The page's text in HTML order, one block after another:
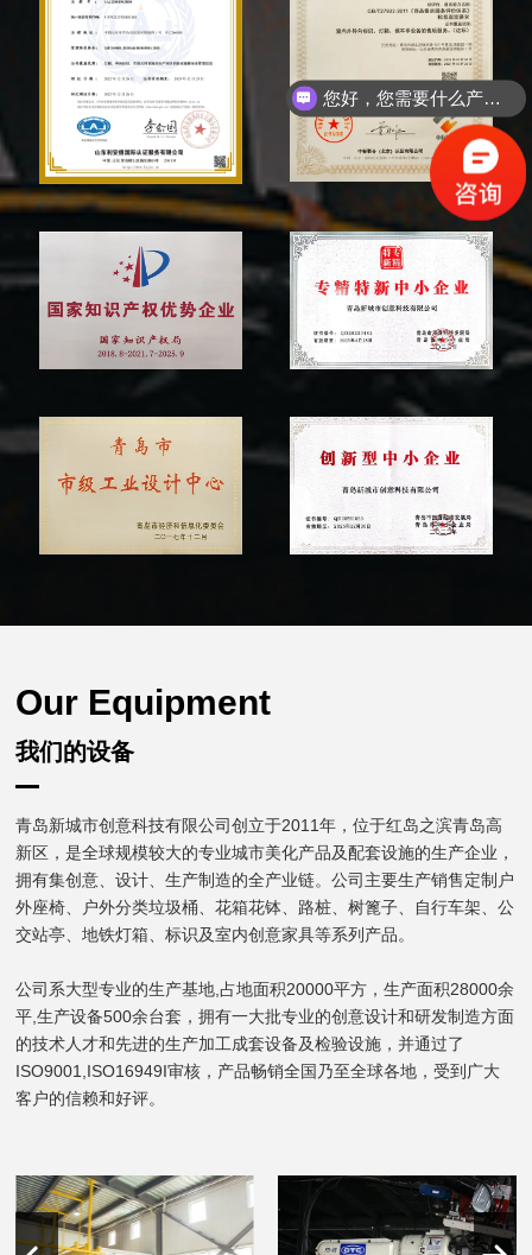
Our Equipment
我们的设备
青岛新城市创意科技有限公司创立于2011年，位于红岛之滨青岛高
新区，是全球规模较大的专业城市美化产品及配套设施的生产企业，
拥有集创意、设计、生产制造的全产业链。公司主要生产销售定制户
外座椅、户外分类垃圾桶、花箱花钵、路桩、树篦子、自行车架、公
交站亭、地铁灯箱、标识及室内创意家具等系列产品。
公司系大型专业的生产基地,占地面积20000平方，生产面积28000余
平,生产设备500余台套，拥有一大批专业的创意设计和研发制造方面
的技术人才和先进的生产加工成套设备及检验设施，并通过了
ISO9001,ISO16949I审核，产品畅销全国乃至全球各地，受到广大
客户的信赖和好评。
您好，您需要什么产品？